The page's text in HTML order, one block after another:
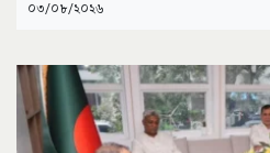
০৩/০৮/২০২৬